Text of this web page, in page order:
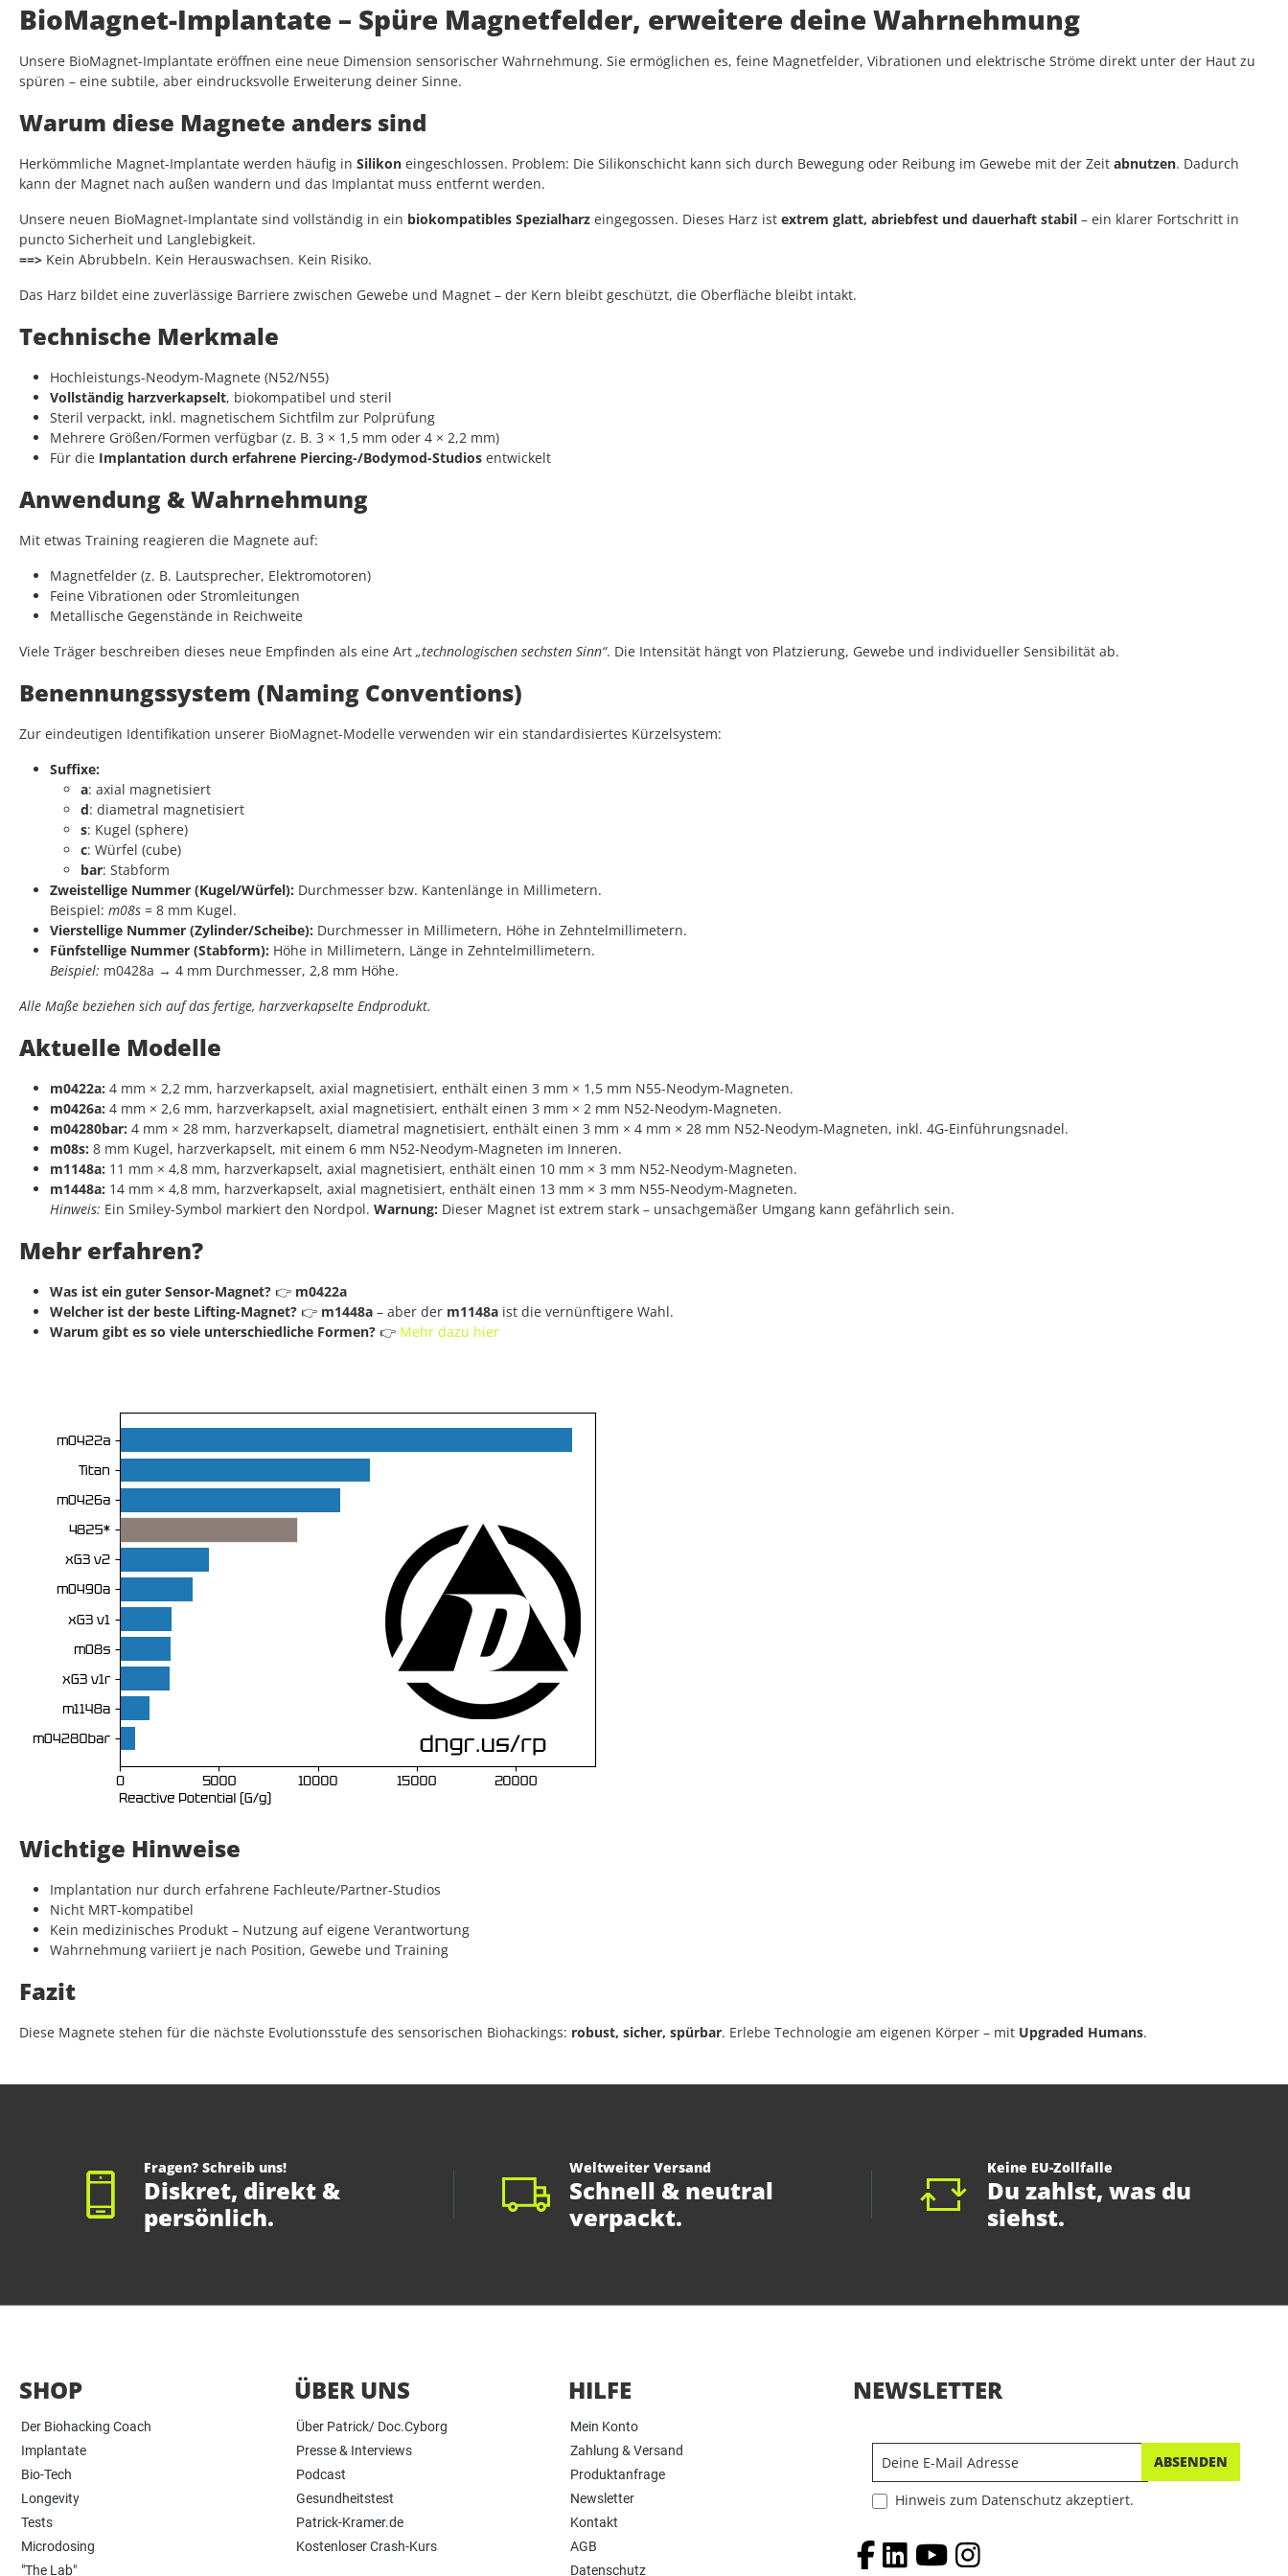
BioMagnet-Implantate – Spüre Magnetfelder, erweitere deine Wahrnehmung
Unsere BioMagnet-Implantate eröffnen eine neue Dimension sensorischer Wahrnehmung. Sie ermöglichen es, feine Magnetfelder, Vibrationen und elektrische Ströme direkt unter der Haut zu
spüren – eine subtile, aber eindrucksvolle Erweiterung deiner Sinne.
Warum diese Magnete anders sind
Herkömmliche Magnet-Implantate werden häufig in Silikon eingeschlossen. Problem: Die Silikonschicht kann sich durch Bewegung oder Reibung im Gewebe mit der Zeit abnutzen. Dadurch
kann der Magnet nach außen wandern und das Implantat muss entfernt werden.
Unsere neuen BioMagnet-Implantate sind vollständig in ein biokompatibles Spezialharz eingegossen. Dieses Harz ist extrem glatt, abriebfest und dauerhaft stabil – ein klarer Fortschritt in
puncto Sicherheit und Langlebigkeit.
==> Kein Abrubbeln. Kein Herauswachsen. Kein Risiko.
Das Harz bildet eine zuverlässige Barriere zwischen Gewebe und Magnet – der Kern bleibt geschützt, die Oberfläche bleibt intakt.
Technische Merkmale
Hochleistungs-Neodym-Magnete (N52/N55)
Vollständig harzverkapselt, biokompatibel und steril
Steril verpackt, inkl. magnetischem Sichtfilm zur Polprüfung
Mehrere Größen/Formen verfügbar (z. B. 3 × 1,5 mm oder 4 × 2,2 mm)
Für die Implantation durch erfahrene Piercing-/Bodymod-Studios entwickelt
Anwendung & Wahrnehmung
Mit etwas Training reagieren die Magnete auf:
Magnetfelder (z. B. Lautsprecher, Elektromotoren)
Feine Vibrationen oder Stromleitungen
Metallische Gegenstände in Reichweite
Viele Träger beschreiben dieses neue Empfinden als eine Art „technologischen sechsten Sinn“. Die Intensität hängt von Platzierung, Gewebe und individueller Sensibilität ab.
Benennungssystem (Naming Conventions)
Zur eindeutigen Identifikation unserer BioMagnet-Modelle verwenden wir ein standardisiertes Kürzelsystem:
Suffixe:
a: axial magnetisiert
d: diametral magnetisiert
s: Kugel (sphere)
c: Würfel (cube)
bar: Stabform
Zweistellige Nummer (Kugel/Würfel): Durchmesser bzw. Kantenlänge in Millimetern.
Beispiel: m08s = 8 mm Kugel.
Vierstellige Nummer (Zylinder/Scheibe): Durchmesser in Millimetern, Höhe in Zehntelmillimetern.
Fünfstellige Nummer (Stabform): Höhe in Millimetern, Länge in Zehntelmillimetern.
Beispiel: m0428a → 4 mm Durchmesser, 2,8 mm Höhe.
Alle Maße beziehen sich auf das fertige, harzverkapselte Endprodukt.
Aktuelle Modelle
m0422a: 4 mm × 2,2 mm, harzverkapselt, axial magnetisiert, enthält einen 3 mm × 1,5 mm N55-Neodym-Magneten.
m0426a: 4 mm × 2,6 mm, harzverkapselt, axial magnetisiert, enthält einen 3 mm × 2 mm N52-Neodym-Magneten.
m04280bar: 4 mm × 28 mm, harzverkapselt, diametral magnetisiert, enthält einen 3 mm × 4 mm × 28 mm N52-Neodym-Magneten, inkl. 4G-Einführungsnadel.
m08s: 8 mm Kugel, harzverkapselt, mit einem 6 mm N52-Neodym-Magneten im Inneren.
m1148a: 11 mm × 4,8 mm, harzverkapselt, axial magnetisiert, enthält einen 10 mm × 3 mm N52-Neodym-Magneten.
m1448a: 14 mm × 4,8 mm, harzverkapselt, axial magnetisiert, enthält einen 13 mm × 3 mm N55-Neodym-Magneten.
Hinweis: Ein Smiley-Symbol markiert den Nordpol. Warnung: Dieser Magnet ist extrem stark – unsachgemäßer Umgang kann gefährlich sein.
Mehr erfahren?
Was ist ein guter Sensor-Magnet? 👉 m0422a
Welcher ist der beste Lifting-Magnet? 👉 m1448a – aber der m1148a ist die vernünftigere Wahl.
Warum gibt es so viele unterschiedliche Formen? 👉 Mehr dazu hier
Wichtige Hinweise
Implantation nur durch erfahrene Fachleute/Partner-Studios
Nicht MRT-kompatibel
Kein medizinisches Produkt – Nutzung auf eigene Verantwortung
Wahrnehmung variiert je nach Position, Gewebe und Training
Fazit
Diese Magnete stehen für die nächste Evolutionsstufe des sensorischen Biohackings: robust, sicher, spürbar. Erlebe Technologie am eigenen Körper – mit Upgraded Humans.
Fragen? Schreib uns!
Diskret, direkt &
persönlich.
Weltweiter Versand
Schnell & neutral
verpackt.
Keine EU-Zollfalle
Du zahlst, was du
siehst.
SHOP
Der Biohacking Coach
Implantate
Bio-Tech
Longevity
Tests
Microdosing
"The Lab"
ÜBER UNS
Über Patrick/ Doc.Cyborg
Presse & Interviews
Podcast
Gesundheitstest
Patrick-Kramer.de
Kostenloser Crash-Kurs
HILFE
Mein Konto
Zahlung & Versand
Produktanfrage
Newsletter
Kontakt
AGB
Datenschutz
NEWSLETTER
ABSENDEN
Hinweis zum Datenschutz akzeptiert.